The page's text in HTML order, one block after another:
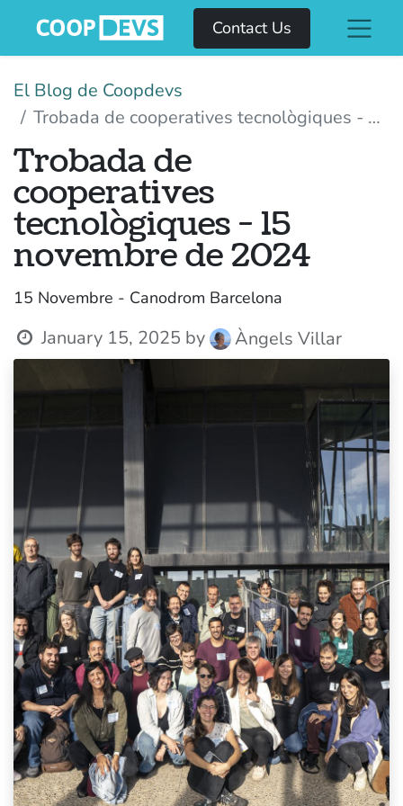
Contact Us
El Blog de Coopdevs
Trobada de cooperatives tecnològiques - 15 novembre de 2024
Trobada de
cooperatives
tecnològiques - 15
novembre de 2024
15 Novembre - Canodrom Barcelona
January 15, 2025 by Àngels Villar